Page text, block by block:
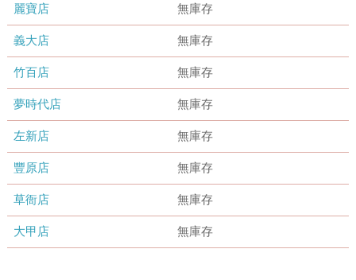
麗寶店 無庫存
義大店 無庫存
竹百店 無庫存
夢時代店 無庫存
左新店 無庫存
豐原店 無庫存
草衙店 無庫存
大甲店 無庫存